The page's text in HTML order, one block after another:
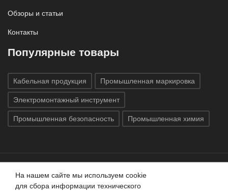
Обзоры и статьи
Контакты
Популярные товары
Кабельная продукция Промышленная маркировка
Электромонтажный инструмент
Промышленная безопасность Промышленная химия
Все права защищены © 2020 ГК «Индатэк»
защищены.Использование материалов с сайта запрещено.
На нашем сайте мы используем cookie
для сбора информации технического